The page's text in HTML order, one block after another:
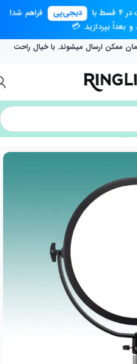
با دیجی‌پی فراهم شد!
بعداً بپردازید. 💳
ممکن ارسال میشوند. با خیال راحت
/نور ثابت/سافت لایت